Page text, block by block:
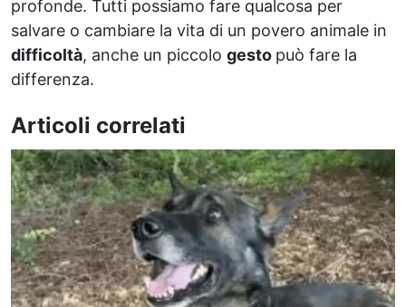
profonde. Tutti possiamo fare qualcosa per
salvare o cambiare la vita di un povero animale in
difficoltà, anche un piccolo gesto può fare la
differenza.
Articoli correlati